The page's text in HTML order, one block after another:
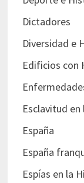
Dictadores
Diversidad e
Edificios con
Esclavitud
España
España
Espías en la